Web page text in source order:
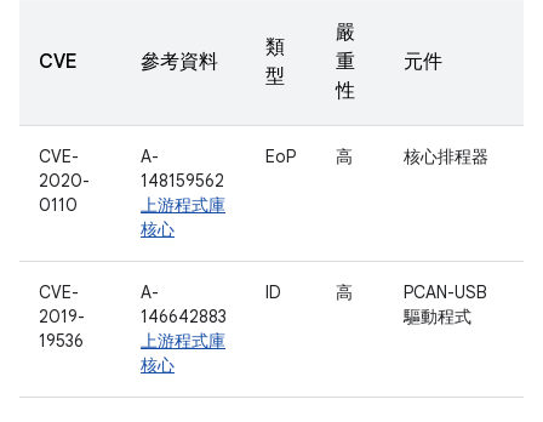
CVE 參考資料
類
型
嚴
重
性
元件
CVE-
2020-
0110
A-
148159562
上游程式庫
核心
EoP 高 核心排程器
CVE-
2019-
19536
A-
146642883
上游程式庫
核心
ID 高
PCAN-USB
驅動程式